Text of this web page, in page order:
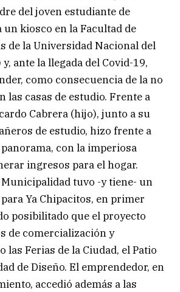
del joven estudiante de
kiosco en la Facultad de
de la Universidad Nacional del
ante la llegada del Covid-19,
como consecuencia de la no
las casas de estudio. Frente a
Cabrera (hijo), junto a su
de estudio, hizo frente a
con la imperiosa
ingresos para el hogar.
Municipalidad tuvo -y tiene- un
Ya Chipacitos, en primer
posibilitado que el proyecto
de comercialización y
las Ferias de la Ciudad, el Patio
de Diseño. El emprendedor, en
accedió además a las